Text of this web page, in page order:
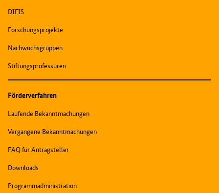
DIFIS
Forschungsprojekte
Nachwuchsgruppen
Stiftungsprofessuren
Förderverfahren
Laufende Bekanntmachungen
Vergangene Bekanntmachungen
FAQ für Antragsteller
Downloads
Programmadministration